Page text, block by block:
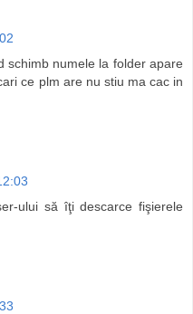
schimb numele la folder apare
ce plm are nu stiu ma cac in
ului să îţi descarce fişierele